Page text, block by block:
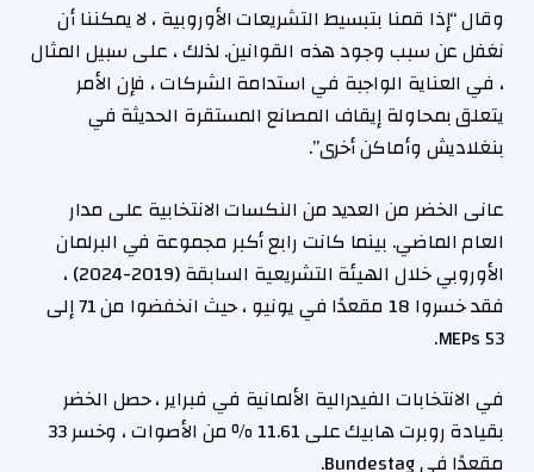
وقال “إذا قمنا بتبسيط التشريعات الأوروبية ، لا يمكننا أن
نغفل عن سبب وجود هذه القوانين. لذلك ، على سبيل المثال
، في العناية الواجبة في استدامة الشركات ، فإن الأمر
يتعلق بمحاولة إيقاف المصانع المستقرة الحديثة في
بنغلاديش وأماكن أخرى”.
عانى الخضر من العديد من النكسات الانتخابية على مدار
العام الماضي. بينما كانت رابع أكبر مجموعة في البرلمان
الأوروبي خلال الهيئة التشريعية السابقة (2019-2024) ،
فقد خسروا 18 مقعدًا في يونيو ، حيث انخفضوا من 71 إلى
53 MEPs.
في الانتخابات الفيدرالية الألمانية في فبراير ، حصل الخضر
بقيادة روبرت هابيك على 11.61 ٪ من الأصوات ، وخسر 33
مقعدًا في Bundestag.